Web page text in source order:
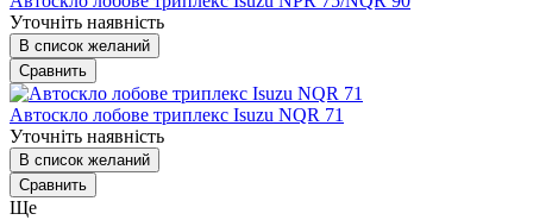
Уточніть наявність
В список желаний
Сравнить
Автоскло лобове триплекс Isuzu NQR 71
Уточніть наявність
В список желаний
Сравнить
Ще